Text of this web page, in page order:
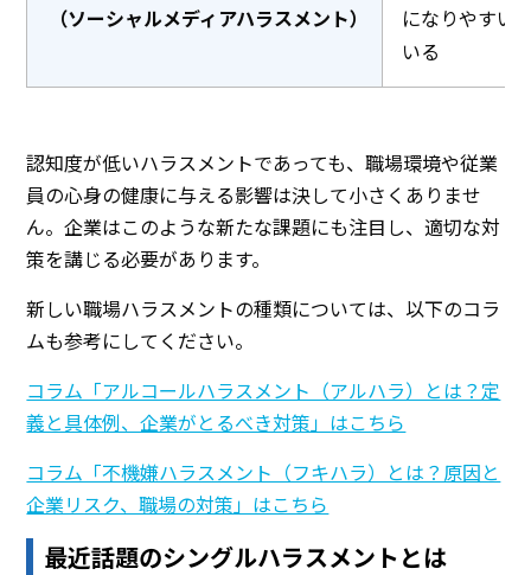
（ソーシャルメディアハラスメント）
になりやすい
いる
認知度が低いハラスメントであっても、職場環境や従業
員の心身の健康に与える影響は決して小さくありませ
ん。企業はこのような新たな課題にも注目し、適切な対
策を講じる必要があります。
新しい職場ハラスメントの種類については、以下のコラ
ムも参考にしてください。
コラム「アルコールハラスメント（アルハラ）とは？定
義と具体例、企業がとるべき対策」はこちら
コラム「不機嫌ハラスメント（フキハラ）とは？原因と
企業リスク、職場の対策」はこちら
最近話題のシングルハラスメントとは